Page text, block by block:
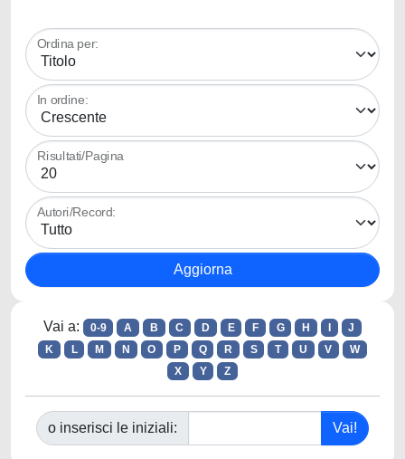
Ordina per:
In ordine:
Risultati/Pagina
Autori/Record:
Vai a: 0-9 A B C D E F G H
J
K
L M N O P Q R S T U V
W
X
Y Z
o inserisci le iniziali: